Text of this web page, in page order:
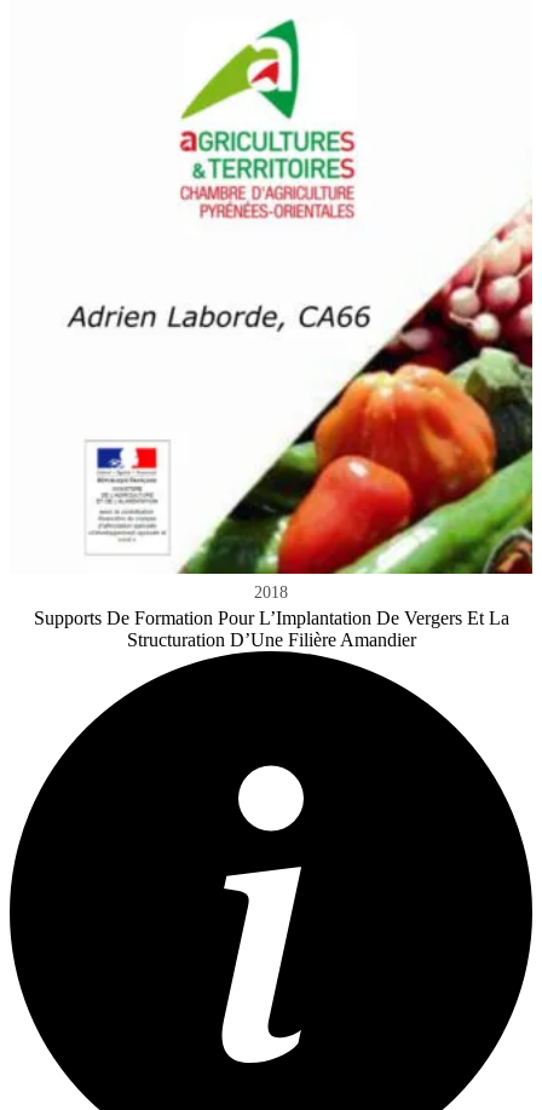
2018
Supports De Formation Pour L’Implantation De Vergers Et La
Structuration D’Une Filière Amandier